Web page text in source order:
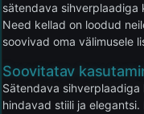
sätendava sihverplaadiga
Need kellad on loodud
soovivad oma välimusele
Soovitatav
Sätendava
hindavad stiili ja